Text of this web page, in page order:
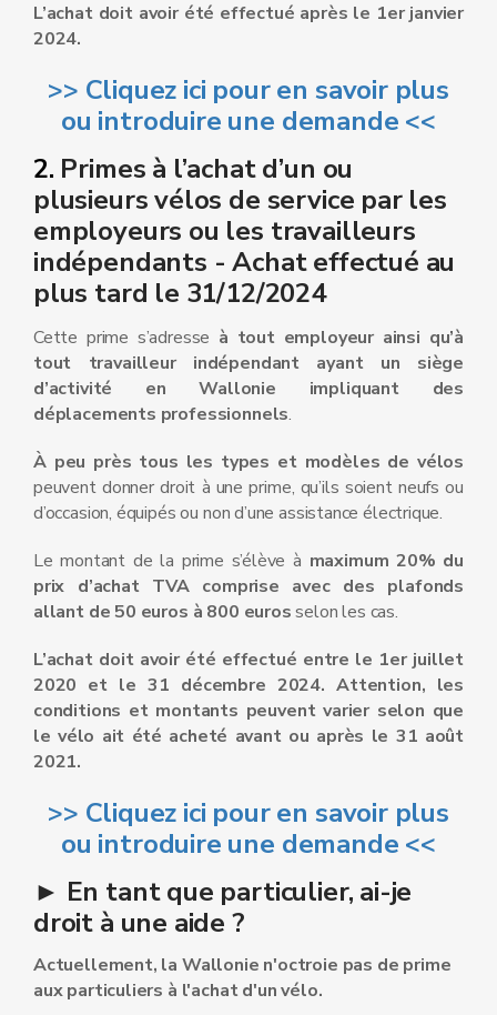
L’achat doit avoir été effectué après le 1er janvier
2024.
>> Cliquez ici pour en savoir plus
ou introduire une demande <<
2. Primes à l’achat d’un ou
plusieurs vélos de service par les
employeurs ou les travailleurs
indépendants - Achat effectué au
plus tard le 31/12/2024
Cette prime s’adresse à tout employeur ainsi qu’à
tout travailleur indépendant ayant un siège
d’activité en Wallonie impliquant des
déplacements professionnels.
À peu près tous les types et modèles de vélos
peuvent donner droit à une prime, qu’ils soient neufs ou
d’occasion, équipés ou non d’une assistance électrique.
Le montant de la prime s’élève à maximum 20% du
prix d’achat TVA comprise avec des plafonds
allant de 50 euros à 800 eurosselon les cas.
L’achat doit avoir été effectué entre le 1er juillet
2020 et le 31 décembre 2024. Attention, les
conditions et montants peuvent varier selon que
le vélo ait été acheté avant ou après le 31 août
2021.
>> Cliquez ici pour en savoir plus
ou introduire une demande <<
► En tant que particulier, ai-je
droit à une aide ?
Actuellement, la Wallonie n'octroie pas de prime
aux particuliers à l'achat d'un vélo.